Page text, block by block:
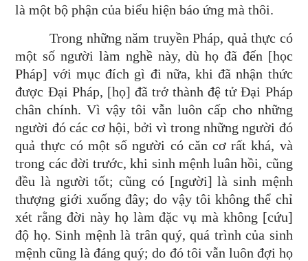
là một bộ phận của biểu hiện báo ứng mà thôi.
Trong những năm truyền Pháp, quả thực có
một số người làm nghề này, dù họ đã đến [học
Pháp] với mục đích gì đi nữa, khi đã nhận thức
được Đại Pháp, [họ] đã trở thành đệ tử Đại Pháp
chân chính. Vì vậy tôi vẫn luôn cấp cho những
người đó các cơ hội, bởi vì trong những người đó
quả thực có một số người có căn cơ rất khá, và
trong các đời trước, khi sinh mệnh luân hồi, cũng
đều là người tốt; cũng có [người] là sinh mệnh
thượng giới xuống đây; do vậy tôi không thể chỉ
xét rằng đời này họ làm đặc vụ mà không [cứu]
độ họ. Sinh mệnh là trân quý, quá trình của sinh
mệnh cũng là đáng quý; do đó tôi vẫn luôn đợi họ